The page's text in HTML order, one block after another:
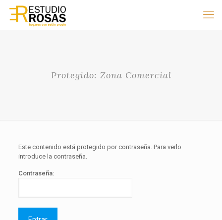
Protegido: Zona Comercial
Este contenido está protegido por contraseña. Para verlo
introduce la contraseña.
Contraseña: